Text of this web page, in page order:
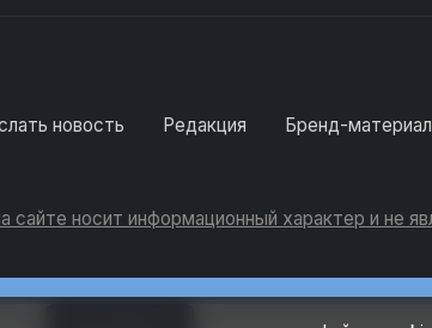
новость Редакция Бренд-
сайте носит информационный характер и